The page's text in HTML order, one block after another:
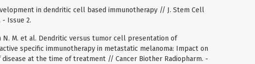
in dendritic cell based immunotherapy // J. Stem Cell
- Issue 2.
N. M. et al. Dendritic versus tumor cell presentation of
specific immunotherapy in metastatic melanoma: Impact on
at the time of treatment // Cancer Biother Radiopharm. -